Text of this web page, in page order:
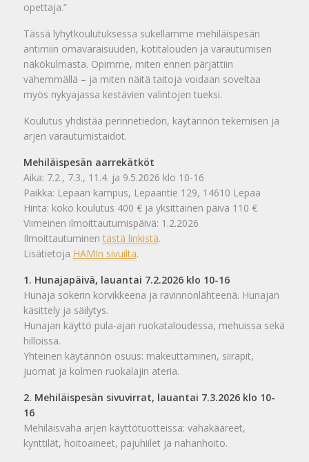
opettaja.”
Tässä lyhytkoulutuksessa sukellamme mehiläispesän
antimiin omavaraisuuden, kotitalouden ja varautumisen
näkökulmasta. Opimme, miten ennen pärjättiin
vähemmällä – ja miten näitä taitoja voidaan soveltaa
myös nykyajassa kestävien valintojen tueksi.
Koulutus yhdistää perinnetiedon, käytännön tekemisen ja
arjen varautumistaidot.
Mehiläispesän aarrekätköt
Aika: 7.2., 7.3., 11.4. ja 9.5.2026 klo 10-16
Paikka: Lepaan kampus, Lepaantie 129, 14610 Lepaa
Hinta: koko koulutus 400 € ja yksittäinen päivä 110 €
Viimeinen ilmoittautumispäivä: 1.2.2026
Ilmoittautuminentästä linkistä.
Lisätietoja HAMIn sivuilta.
1. Hunajapäivä, lauantai 7.2.2026 klo 10-16
Hunaja sokerin korvikkeena ja ravinnonlähteenä. Hunajan
käsittely ja säilytys.
Hunajan käyttö pula-ajan ruokataloudessa, mehuissa sekä
hilloissa.
Yhteinen käytännön osuus: makeuttaminen, siirapit,
juomat ja kolmen ruokalajin ateria.
2. Mehiläispesän sivuvirrat, lauantai 7.3.2026 klo 10-
16
Mehiläisvaha arjen käyttötuotteissa: vahakääreet,
kynttilät, hoitoaineet, pajuhiilet ja nahanhoito.